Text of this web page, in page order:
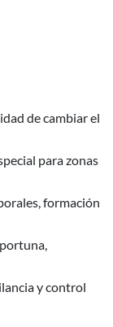
de cambiar el
para zonas
formación
y control